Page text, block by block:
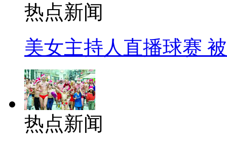
热点新闻
美女主持人直播球赛
热点新闻